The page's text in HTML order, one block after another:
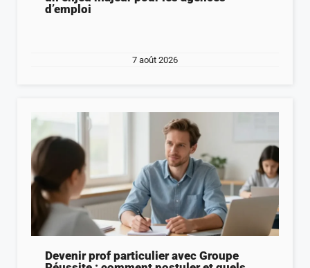
d’emploi
7 août 2026
Devenir prof particulier avec Groupe